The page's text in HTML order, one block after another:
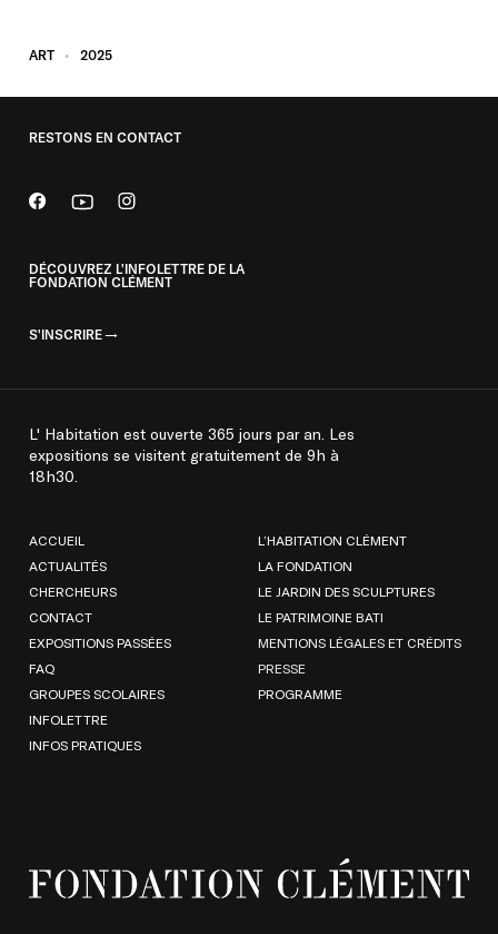
ART 2025
RESTONS EN CONTACT
DÉCOUVREZ L'INFOLETTRE DE LA
FONDATION CLÉMENT
S'INSCRIRE
L' Habitation est ouverte 365 jours par an. Les
expositions se visitent gratuitement de 9h à
18h30.
ACCUEIL
ACTUALITÉS
CHERCHEURS
CONTACT
EXPOSITIONS PASSÉES
FAQ
GROUPES SCOLAIRES
INFOLETTRE
INFOS PRATIQUES
L’HABITATION CLÉMENT
LA FONDATION
LE JARDIN DES SCULPTURES
LE PATRIMOINE BATI
MENTIONS LÉGALES ET CRÉDITS
PRESSE
PROGRAMME